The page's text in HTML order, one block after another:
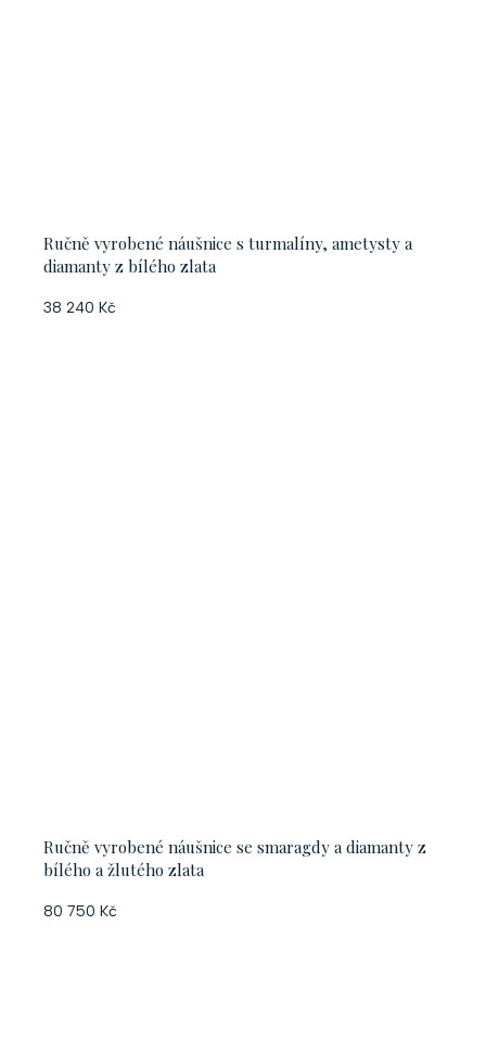
Ručně vyrobené náušnice s turmalíny, ametysty a
diamanty z bílého zlata
38 240 Kč
Ručně vyrobené náušnice se smaragdy a diamanty z
bílého a žlutého zlata
80 750 Kč